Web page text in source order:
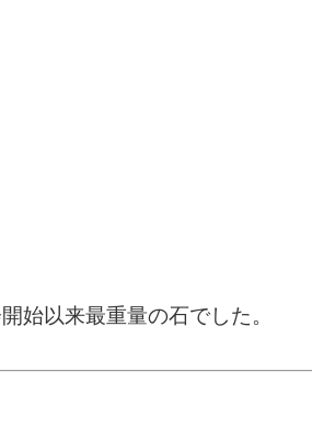
始以来最重量の石でした。